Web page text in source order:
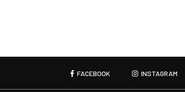
FACEBOOK INSTAGRAM